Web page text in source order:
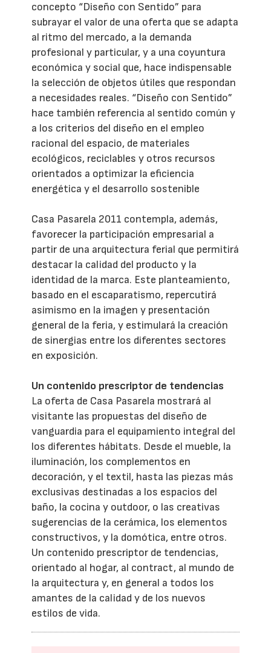
concepto “Diseño con Sentido” para
subrayar el valor de una oferta que se adapta
al ritmo del mercado, a la demanda
profesional y particular, y a una coyuntura
económica y social que, hace indispensable
la selección de objetos útiles que respondan
a necesidades reales. “Diseño con Sentido”
hace también referencia al sentido común y
a los criterios del diseño en el empleo
racional del espacio, de materiales
ecológicos, reciclables y otros recursos
orientados a optimizar la eficiencia
energética y el desarrollo sostenible
Casa Pasarela 2011 contempla, además,
favorecer la participación empresarial a
partir de una arquitectura ferial que permitirá
destacar la calidad del producto y la
identidad de la marca. Este planteamiento,
basado en el escaparatismo, repercutirá
asimismo en la imagen y presentación
general de la feria, y estimulará la creación
de sinergias entre los diferentes sectores
en exposición.
Un contenido prescriptor de tendencias
La oferta de Casa Pasarela mostrará al
visitante las propuestas del diseño de
vanguardia para el equipamiento integral del
los diferentes hábitats. Desde el mueble, la
iluminación, los complementos en
decoración, y el textil, hasta las piezas más
exclusivas destinadas a los espacios del
baño, la cocina y outdoor, o las creativas
sugerencias de la cerámica, los elementos
constructivos, y la domótica, entre otros.
Un contenido prescriptor de tendencias,
orientado al hogar, al contract, al mundo de
la arquitectura y, en general a todos los
amantes de la calidad y de los nuevos
estilos de vida.